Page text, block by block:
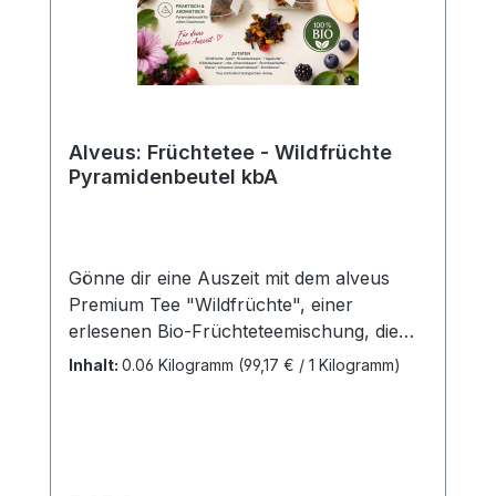
Alveus: Früchtetee - Wildfrüchte
Pyramidenbeutel kbA
Gönne dir eine Auszeit mit dem alveus
Premium Tee "Wildfrüchte", einer
erlesenen Bio-Früchteteemischung, die
dich direkt in die Natur entführt. Diese
aufeinander abgestimmte Mischung
Inhalt: 0.06 Kilogramm (99,17 € / 1 Kilogramm)